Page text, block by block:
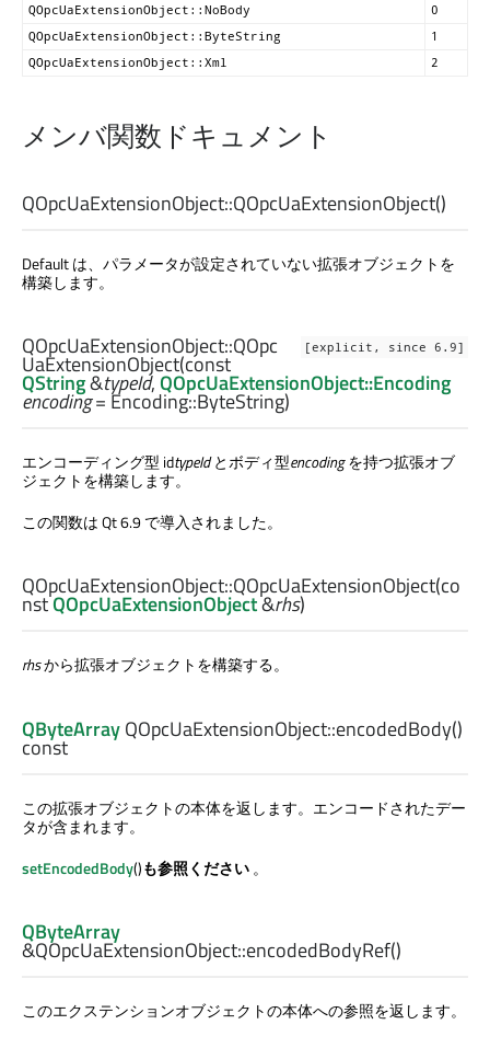
QOpcUaExtensionObject::NoBody
0
QOpcUaExtensionObject::ByteString
1
QOpcUaExtensionObject::Xml
2
メンバ関数ドキュメント
QOpcUaExtensionObject::QOpcUaExtensionObject()
Default は、パラメータが設定されていない拡張オブジェクトを
構築します。
[explicit, since 6.9]
QOpcUaExtensionObject::QOpc
UaExtensionObject(const
QString&typeId,QOpcUaExtensionObject::Encoding
encoding= Encoding::ByteString)
エンコーディング型 idtypeIdとボディ型encodingを持つ拡張オブ
ジェクトを構築します。
この関数は Qt 6.9 で導入されました。
QOpcUaExtensionObject::QOpcUaExtensionObject(co
nstQOpcUaExtensionObject&rhs)
rhsから拡張オブジェクトを構築する。
QByteArrayQOpcUaExtensionObject::encodedBody()
const
この拡張オブジェクトの本体を返します。エンコードされたデー
タが含まれます。
setEncodedBody()も参照ください。
QByteArray
&QOpcUaExtensionObject::encodedBodyRef()
このエクステンションオブジェクトの本体への参照を返します。